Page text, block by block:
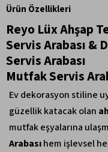
Ürün Özellikleri
Reyo Lüx Ahşap
Servis Arabası &
Servis Arabası
Mutfak Servis
Ev dekorasyon stiline
güzellik katacak olan
mutfak eşyalarına
Arabasıhem işlevsel